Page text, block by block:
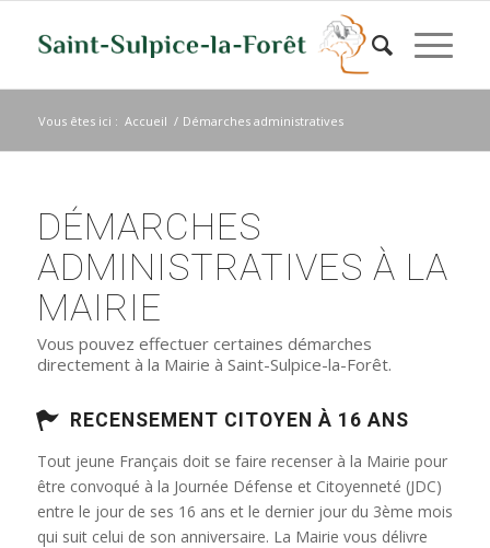
Vous êtes ici : Accueil / Démarches administratives
DÉMARCHES
ADMINISTRATIVES À LA
MAIRIE
Vous pouvez effectuer certaines démarches
directement à la Mairie à Saint-Sulpice-la-Forêt.
RECENSEMENT CITOYEN À 16 ANS
Tout jeune Français doit se faire recenser à la Mairie pour
être convoqué à la Journée Défense et Citoyenneté (JDC)
entre le jour de ses 16 ans et le dernier jour du 3ème mois
qui suit celui de son anniversaire. La Mairie vous délivre